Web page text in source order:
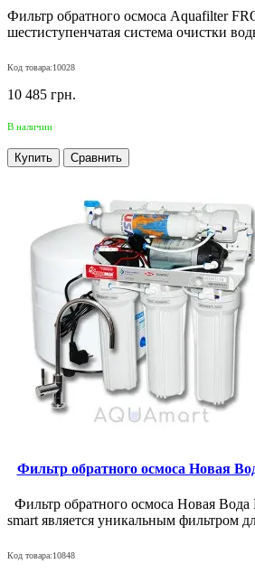
Фильтр обратного осмоса Aquafilter
шестиступенчатая система очистки
Код товара:10028
10 485 грн.
В наличии
Купить Сравнить
Фильтр обратного осмоса Новая
Фильтр обратного осмоса Новая Вода
smart является уникальным фильтром
Код товара:10848